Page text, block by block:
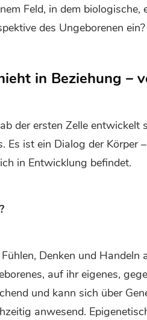
Feld, in dem
des Ungeborenen ein?
in Beziehung –
der ersten Zelle
ist ein Dialog der Körper
in Entwicklung befindet.
Denken und
auf ihr eigenes,
und kann sich über
anwesend.